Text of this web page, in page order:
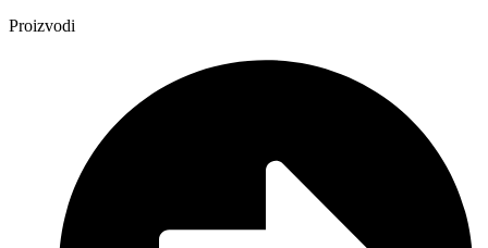
Proizvodi